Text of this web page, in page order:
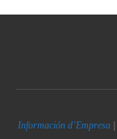
Información d’Empresa |